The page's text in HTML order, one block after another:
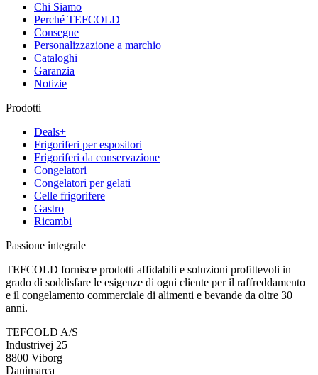
Chi Siamo
Perché TEFCOLD
Consegne
Personalizzazione a marchio
Cataloghi
Garanzia
Notizie
Prodotti
Deals+
Frigoriferi per espositori
Frigoriferi da conservazione
Congelatori
Congelatori per gelati
Celle frigorifere
Gastro
Ricambi
Passione integrale
TEFCOLD fornisce prodotti affidabili e soluzioni profittevoli in
grado di soddisfare le esigenze di ogni cliente per il raffreddamento
e il congelamento commerciale di alimenti e bevande da oltre 30
anni.
TEFCOLD A/S
Industrivej 25
8800 Viborg
Danimarca